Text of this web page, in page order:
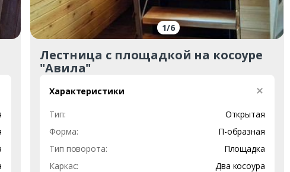
1/6
Лестница c площадкой на косоуре
"Авила"
Характеристики
Тип:
Открытая
Форма:
П-образная
Тип поворота:
Площадка
Каркас:
Два косоура